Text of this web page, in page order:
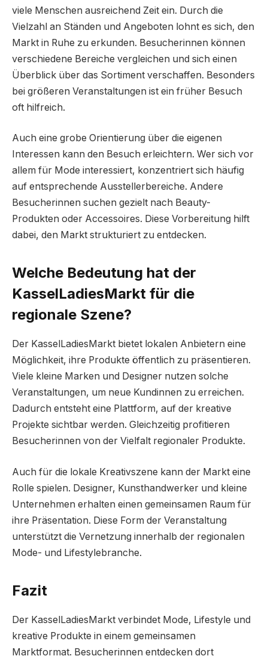
viele Menschen ausreichend Zeit ein. Durch die
Vielzahl an Ständen und Angeboten lohnt es sich, den
Markt in Ruhe zu erkunden. Besucherinnen können
verschiedene Bereiche vergleichen und sich einen
Überblick über das Sortiment verschaffen. Besonders
bei größeren Veranstaltungen ist ein früher Besuch
oft hilfreich.
Auch eine grobe Orientierung über die eigenen
Interessen kann den Besuch erleichtern. Wer sich vor
allem für Mode interessiert, konzentriert sich häufig
auf entsprechende Ausstellerbereiche. Andere
Besucherinnen suchen gezielt nach Beauty-
Produkten oder Accessoires. Diese Vorbereitung hilft
dabei, den Markt strukturiert zu entdecken.
Welche Bedeutung hat der
KasselLadiesMarkt für die
regionale Szene?
Der KasselLadiesMarkt bietet lokalen Anbietern eine
Möglichkeit, ihre Produkte öffentlich zu präsentieren.
Viele kleine Marken und Designer nutzen solche
Veranstaltungen, um neue Kundinnen zu erreichen.
Dadurch entsteht eine Plattform, auf der kreative
Projekte sichtbar werden. Gleichzeitig profitieren
Besucherinnen von der Vielfalt regionaler Produkte.
Auch für die lokale Kreativszene kann der Markt eine
Rolle spielen. Designer, Kunsthandwerker und kleine
Unternehmen erhalten einen gemeinsamen Raum für
ihre Präsentation. Diese Form der Veranstaltung
unterstützt die Vernetzung innerhalb der regionalen
Mode- und Lifestylebranche.
Fazit
Der KasselLadiesMarkt verbindet Mode, Lifestyle und
kreative Produkte in einem gemeinsamen
Marktformat. Besucherinnen entdecken dort